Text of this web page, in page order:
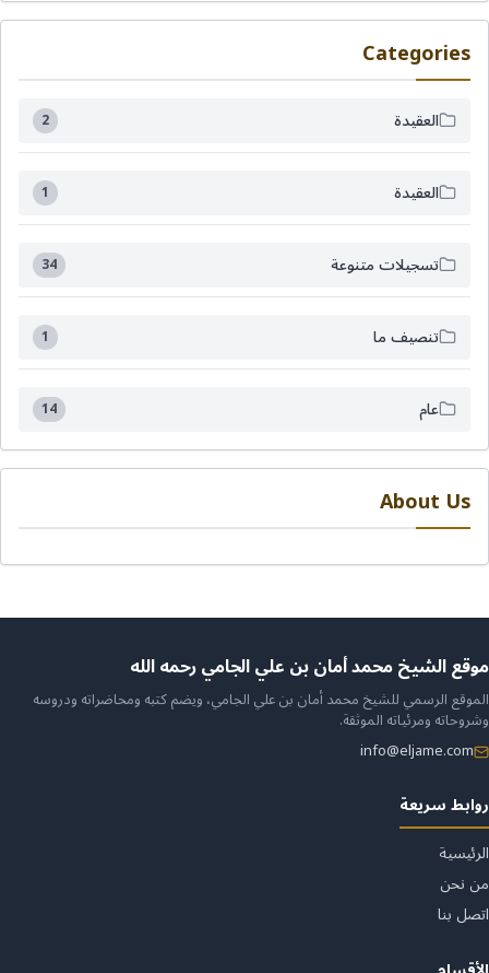
Categories
العقيدة 2
العقيدة 1
تسجيلات متنوعة 34
تنصيف ما 1
عام 14
About Us
عن
الموقع
موقع الشيخ محمد أمان بن علي الجامي رحمه الله
الموقع الرسمي للشيخ محمد أمان بن علي الجامي، ويضم كتبه ومحاضراته ودروسه
وشروحاته ومرئياته الموثقة.
info@eljame.com
روابط سريعة
الرئيسية
من نحن
اتصل بنا